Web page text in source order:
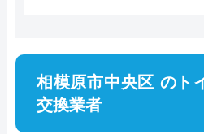
相模原市中央区 のト
交換業者